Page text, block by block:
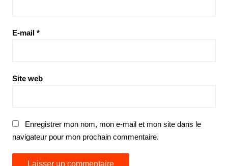
E-mail *
Site web
Enregistrer mon nom, mon e-mail et mon site dans le
navigateur pour mon prochain commentaire.